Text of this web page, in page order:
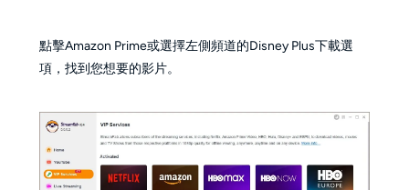
點擊Amazon Prime或選擇左側頻道的Disney Plus下載選
項，找到您想要的影片。